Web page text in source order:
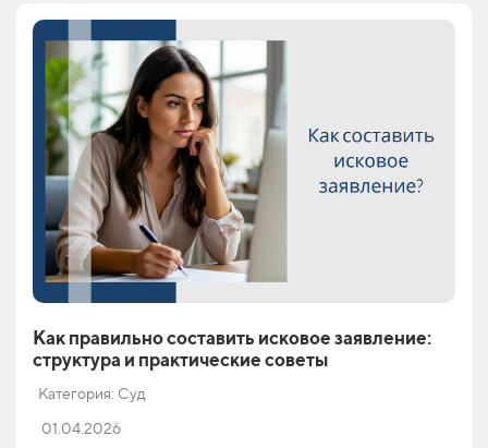
Как правильно составить исковое заявление:
структура и практические советы
Категория: Суд
01.04.2026